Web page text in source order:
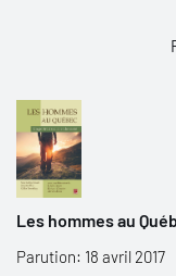
Les hommes au
Parution: 18 avril 2017